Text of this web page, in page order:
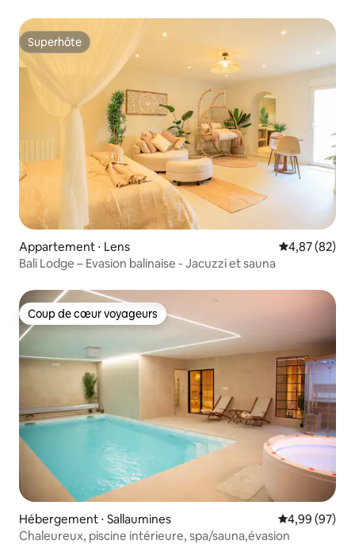
Superhôte
Superhôte
Appartement ⋅ Lens Évaluation
4,87 (82)
Bali Lodge – Evasion balinaise - Jacuzzi et sauna
Coup de cœur voyageurs
Coup de cœur voyageurs
Hébergement ⋅ Sallaumines Évaluation
4,99 (97)
Chaleureux, piscine intérieure, spa/sauna,évasion